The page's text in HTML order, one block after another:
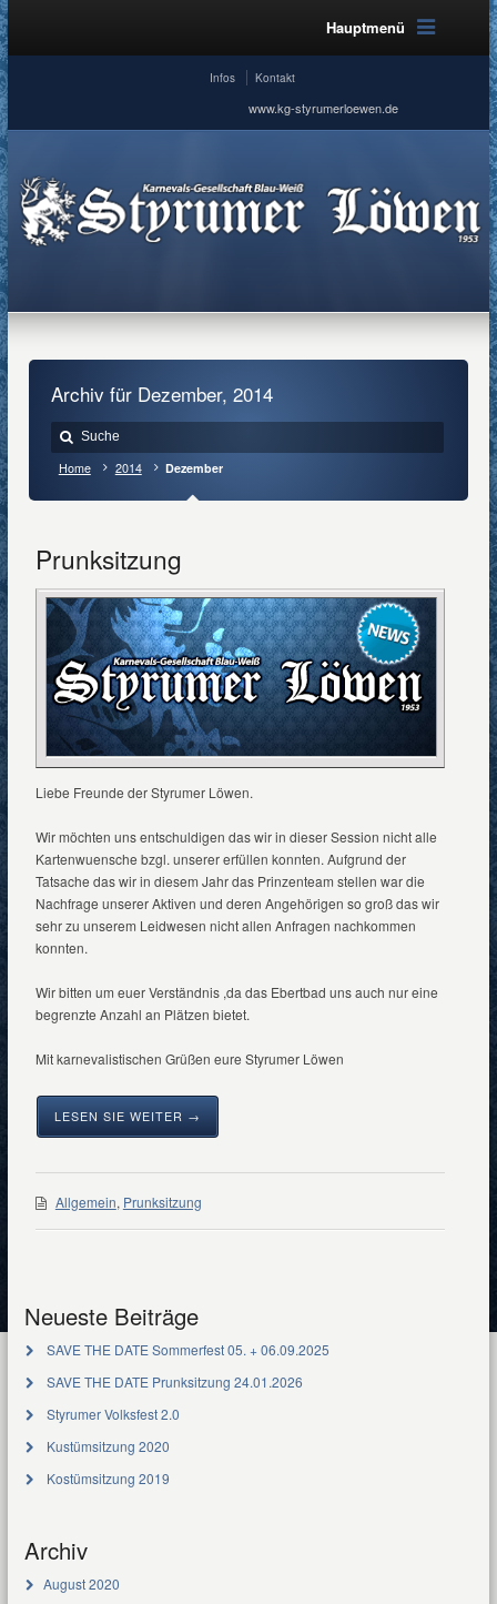
Hauptmenü
Infos Kontakt
www.kg-styrumerloewen.de
Archiv für Dezember, 2014
Home 2014 Dezember
Prunksitzung
Liebe Freunde der Styrumer Löwen.
Wir möchten uns entschuldigen das wir in dieser Session nicht alle
Kartenwuensche bzgl. unserer erfüllen konnten. Aufgrund der
Tatsache das wir in diesem Jahr das Prinzenteam stellen war die
Nachfrage unserer Aktiven und deren Angehörigen so groß das wir
sehr zu unserem Leidwesen nicht allen Anfragen nachkommen
konnten.
Wir bitten um euer Verständnis ,da das Ebertbad uns auch nur eine
begrenzte Anzahl an Plätzen bietet.
Mit karnevalistischen Grüßen eure Styrumer Löwen
LESEN SIE WEITER →
Allgemein, Prunksitzung
Neueste Beiträge
SAVE THE DATE Sommerfest 05. + 06.09.2025
SAVE THE DATE Prunksitzung 24.01.2026
Styrumer Volksfest 2.0
Kustümsitzung 2020
Kostümsitzung 2019
Archiv
August 2020